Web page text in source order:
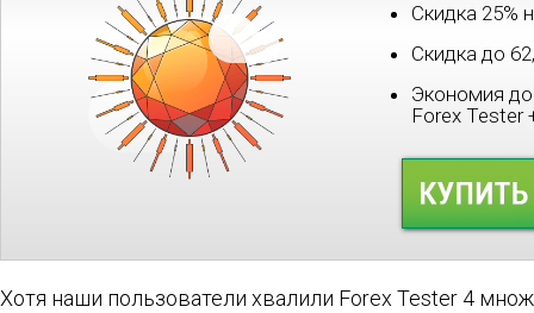
Скидка 25%
Скидка до
Экономия до
Forex Tester
Хотя наши пользователи хвалили Forex Tester 4